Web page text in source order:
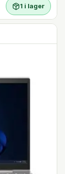
1 i lager